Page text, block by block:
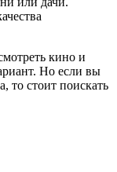
кино и
Но если вы
то стоит поискать